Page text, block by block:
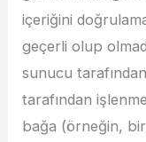
içeriğini
geçerli olup
sunucu
tarafından
bağa (örneğin,